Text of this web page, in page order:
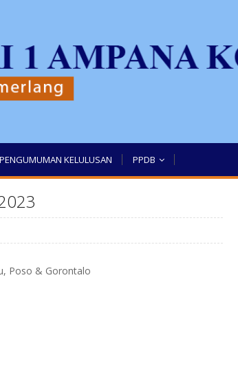
PENGUMUMAN KELULUSAN PPDB
Poso & Gorontalo